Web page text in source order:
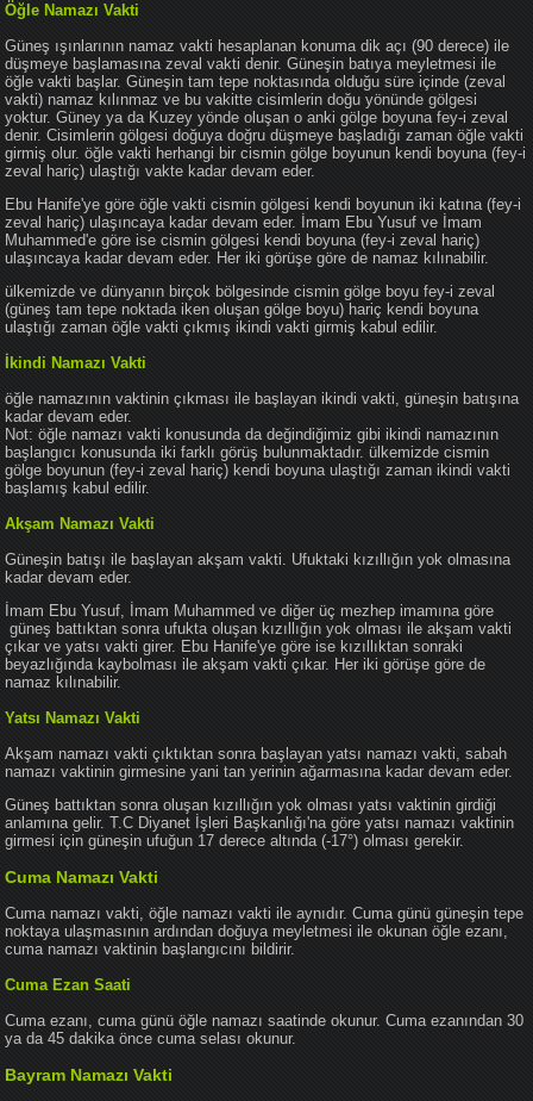
Öğle Namazı Vakti
Güneş ışınlarının namaz vakti hesaplanan konuma dik açı (90 derece) ile
düşmeye başlamasına zeval vakti denir. Güneşin batıya meyletmesi ile
öğle vakti başlar. Güneşin tam tepe noktasında olduğu süre içinde (zeval
vakti) namaz kılınmaz ve bu vakitte cisimlerin doğu yönünde gölgesi
yoktur. Güney ya da Kuzey yönde oluşan o anki gölge boyuna fey-i zeval
denir. Cisimlerin gölgesi doğuya doğru düşmeye başladığı zaman öğle vakti
girmiş olur. öğle vakti herhangi bir cismin gölge boyunun kendi boyuna (fey-i
zeval hariç) ulaştığı vakte kadar devam eder.
Ebu Hanife'ye göre öğle vakti cismin gölgesi kendi boyunun iki katına (fey-i
zeval hariç) ulaşıncaya kadar devam eder. İmam Ebu Yusuf ve İmam
Muhammed'e göre ise cismin gölgesi kendi boyuna (fey-i zeval hariç)
ulaşıncaya kadar devam eder. Her iki görüşe göre de namaz kılınabilir.
ülkemizde ve dünyanın birçok bölgesinde cismin gölge boyu fey-i zeval
(güneş tam tepe noktada iken oluşan gölge boyu) hariç kendi boyuna
ulaştığı zaman öğle vakti çıkmış ikindi vakti girmiş kabul edilir.
İkindi Namazı Vakti
öğle namazının vaktinin çıkması ile başlayan ikindi vakti, güneşin batışına
kadar devam eder.
Not: öğle namazı vakti konusunda da değindiğimiz gibi ikindi namazının
başlangıcı konusunda iki farklı görüş bulunmaktadır. ülkemizde cismin
gölge boyunun (fey-i zeval hariç) kendi boyuna ulaştığı zaman ikindi vakti
başlamış kabul edilir.
Akşam Namazı Vakti
Güneşin batışı ile başlayan akşam vakti. Ufuktaki kızıllığın yok olmasına
kadar devam eder.
İmam Ebu Yusuf, İmam Muhammed ve diğer üç mezhep imamına göre
güneş battıktan sonra ufukta oluşan kızıllığın yok olması ile akşam vakti
çıkar ve yatsı vakti girer. Ebu Hanife'ye göre ise kızıllıktan sonraki
beyazlığında kaybolması ile akşam vakti çıkar. Her iki görüşe göre de
namaz kılınabilir.
Yatsı Namazı Vakti
Akşam namazı vakti çıktıktan sonra başlayan yatsı namazı vakti, sabah
namazı vaktinin girmesine yani tan yerinin ağarmasına kadar devam eder.
Güneş battıktan sonra oluşan kızıllığın yok olması yatsı vaktinin girdiği
anlamına gelir. T.C Diyanet İşleri Başkanlığı'na göre yatsı namazı vaktinin
girmesi için güneşin ufuğun 17 derece altında (-17°) olması gerekir.
Cuma Namazı Vakti
Cuma namazı vakti, öğle namazı vakti ile aynıdır. Cuma günü güneşin tepe
noktaya ulaşmasının ardından doğuya meyletmesi ile okunan öğle ezanı,
cuma namazı vaktinin başlangıcını bildirir.
Cuma Ezan Saati
Cuma ezanı, cuma günü öğle namazı saatinde okunur. Cuma ezanından 30
ya da 45 dakika önce cuma selası okunur.
Bayram Namazı Vakti